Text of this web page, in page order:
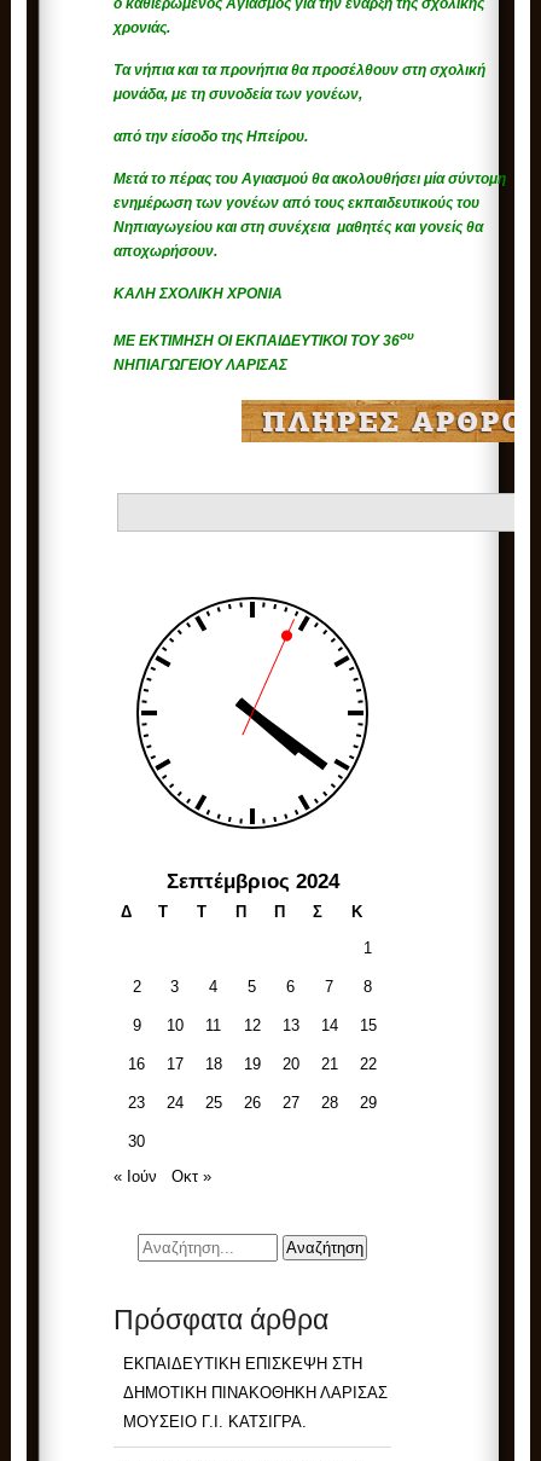
ο καθιερωμένος Αγιασμός για την έναρξη της σχολικής
χρονιάς.
Τα νήπια και τα προνήπια θα προσέλθουν στη σχολική
μονάδα, με τη συνοδεία των γονέων,
από την είσοδο της Ηπείρου.
Μετά το πέρας του Αγιασμού θα ακολουθήσει μία σύντομη
ενημέρωση των γονέων από τους εκπαιδευτικούς του
Νηπιαγωγείου και στη συνέχεια μαθητές και γονείς θα
αποχωρήσουν.
ΚΑΛΗ ΣΧΟΛΙΚΗ ΧΡΟΝΙΑ
ΜΕ ΕΚΤΙΜΗΣΗ ΟΙ ΕΚΠΑΙΔΕΥΤΙΚΟΙ ΤΟΥ 36ου
ΝΗΠΙΑΓΩΓΕΙΟΥ ΛΑΡΙΣΑΣ
Σεπτέμβριος 2024
Δ Τ Τ Π Π Σ
Κ
1
2 3 4 5 6 7 8
9 10 11 12 13 14 15
16 17 18 19 20 21 22
23 24 25 26 27 28 29
30
« Ιούν
Οκτ »
Πρόσφατα άρθρα
ΕΚΠΑΙΔΕΥΤΙΚΗ ΕΠΙΣΚΕΨΗ ΣΤΗ
ΔΗΜΟΤΙΚΗ ΠΙΝΑΚΟΘΗΚΗ ΛΑΡΙΣΑΣ
ΜΟΥΣΕΙΟ Γ.Ι. ΚΑΤΣΙΓΡΑ.